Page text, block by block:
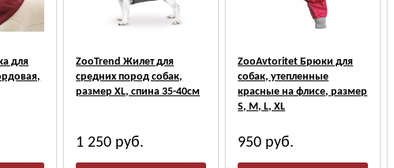
для
ZooTrend Жилет для
средних пород собак,
размер XL, спина 35-40см
1 250 руб.
ZooAvtoritet Брюки для
собак, утепленные
красные на флисе, размер
S, М, L, XL
950 руб.